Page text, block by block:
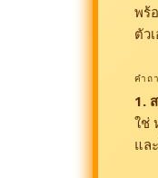
พร้
ตัว
คำถ
1.
ใช่
แล